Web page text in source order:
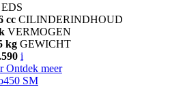
cc CILINDERINDHOUD
VERMOGEN
kg GEWICHT
i
Ontdek meer
SM